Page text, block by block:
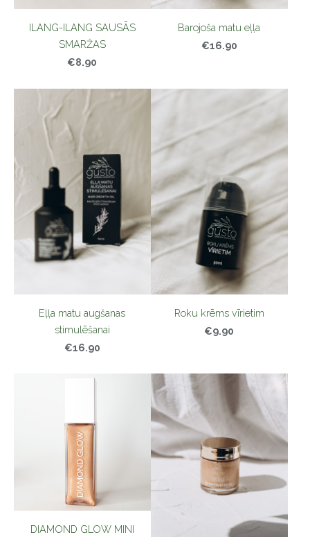
ILANG-ILANG SAUSĀS
SMARŽAS
€8.90
Barojoša matu eļļa
€16.90
Eļļa matu augšanas
stimulēšanai
€16.90
Roku krēms vīrietim
€9.90
DIAMOND GLOW MINI